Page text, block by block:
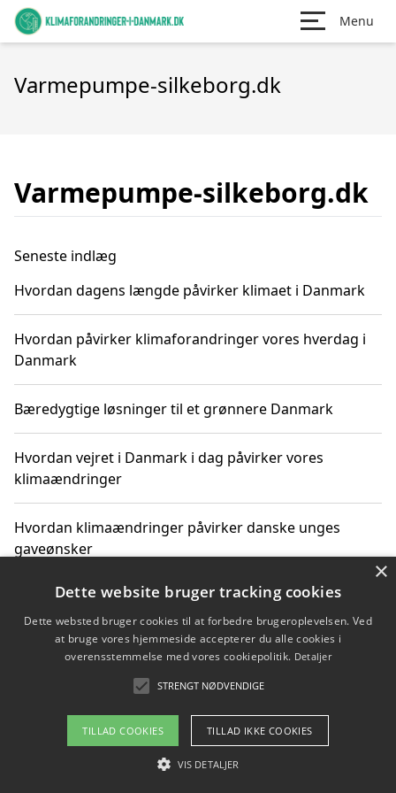
Menu
Varmepumpe-silkeborg.dk
Varmepumpe-silkeborg.dk
Seneste indlæg
Hvordan dagens længde påvirker klimaet i Danmark
Hvordan påvirker klimaforandringer vores hverdag i
Danmark
Bæredygtige løsninger til et grønnere Danmark
Hvordan vejret i Danmark i dag påvirker vores
klimaændringer
Hvordan klimaændringer påvirker danske unges
gaveønsker
Copyright 2026 - Pilanto Aps
Om / kontakt
Blog Betingelser
×
Dette website bruger tracking cookies
Dette websted bruger cookies til at forbedre brugeroplevelsen. Ved
at bruge vores hjemmeside accepterer du alle cookies i
overensstemmelse med vores cookiepolitik. Detaljer
STRENGT NØDVENDIGE
TILLAD COOKIES TILLAD IKKE COOKIES
VIS DETALJER